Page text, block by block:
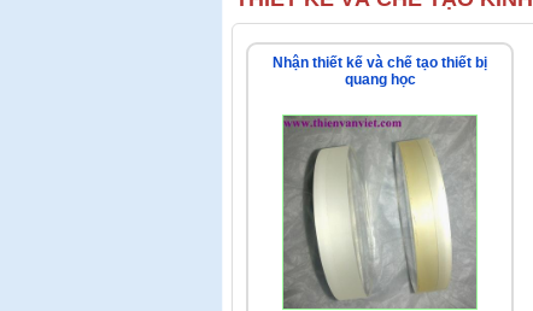
Nhận thiết kế và chế tạo thiết bị
quang học